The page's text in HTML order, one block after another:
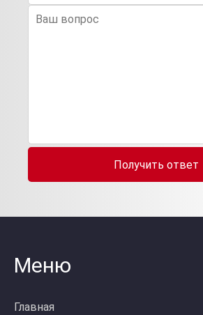
Получить ответ
Меню
Главная